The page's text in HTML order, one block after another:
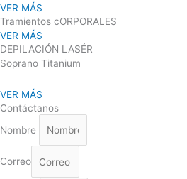
VER MÁS
Tramientos cORPORALES
VER MÁS
DEPILACIÓN LASÉR
Soprano Titanium
VER MÁS
Contáctanos
Nombre
Correo
Necesarias
uso de mis
datos para
los fines
indicados en
la política de
privacidad
“POLÍTICA DE